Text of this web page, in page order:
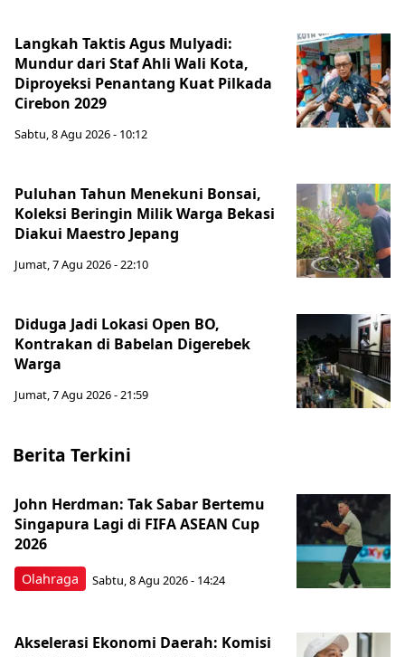
Langkah Taktis Agus Mulyadi:
Mundur dari Staf Ahli Wali Kota,
Diproyeksi Penantang Kuat Pilkada
Cirebon 2029
Sabtu, 8 Agu 2026 - 10:12
Puluhan Tahun Menekuni Bonsai,
Koleksi Beringin Milik Warga Bekasi
Diakui Maestro Jepang
Jumat, 7 Agu 2026 - 22:10
Diduga Jadi Lokasi Open BO,
Kontrakan di Babelan Digerebek
Warga
Jumat, 7 Agu 2026 - 21:59
Berita Terkini
Olahraga
John Herdman: Tak Sabar Bertemu
Singapura Lagi di FIFA ASEAN Cup
2026
Sabtu, 8 Agu 2026 - 14:24
Akselerasi Ekonomi Daerah: Komisi